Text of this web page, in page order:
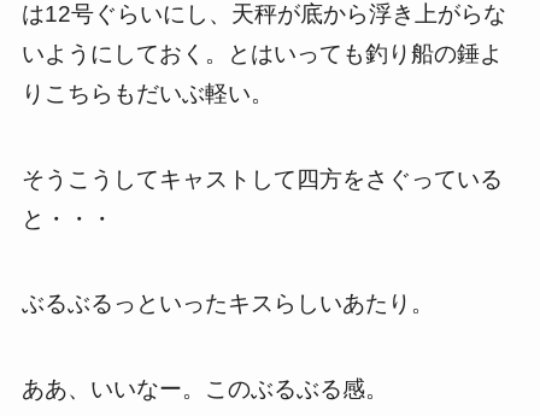
は12号ぐらいにし、天秤が底から浮き上がらな
いようにしておく。とはいっても釣り船の錘よ
りこちらもだいぶ軽い。
そうこうしてキャストして四方をさぐっている
と・・・
ぶるぶるっといったキスらしいあたり。
ああ、いいなー。このぶるぶる感。